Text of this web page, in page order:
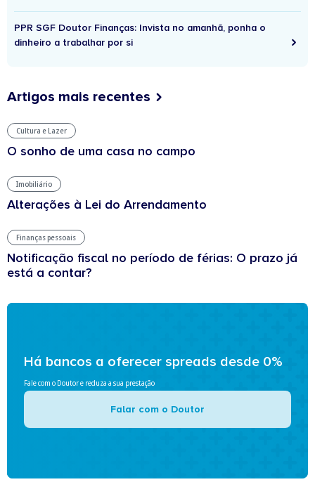
PPR SGF Doutor Finanças: Invista no amanhã, ponha o
dinheiro a trabalhar por si
Artigos mais recentes
Cultura e Lazer
O sonho de uma casa no campo
Imobiliário
Alterações à Lei do Arrendamento
Finanças pessoais
Notificação fiscal no período de férias: O prazo já
está a contar?
Há bancos a oferecer spreads desde 0%
Fale com o Doutor e reduza a sua prestação
Falar com o Doutor